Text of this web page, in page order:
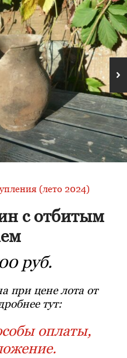
(лето 2024)
с отбитым
руб.
при цене лота от
тут:
оплаты,